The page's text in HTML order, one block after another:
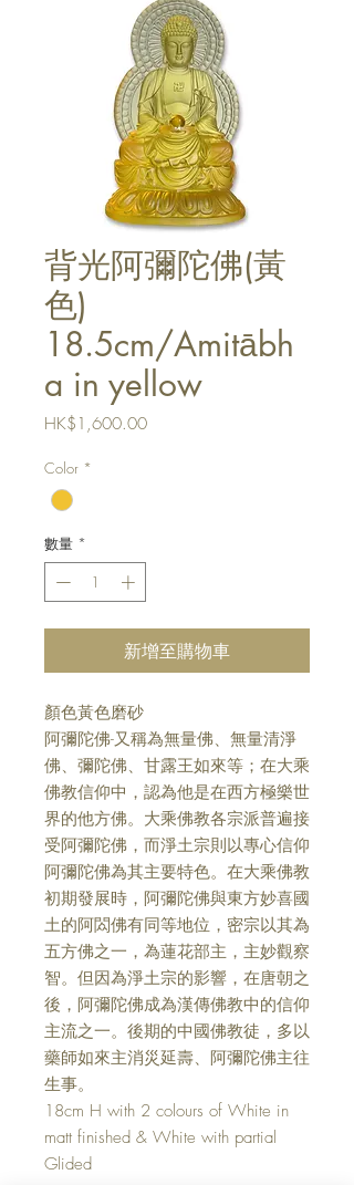
背光阿彌陀佛(黃
色)
18.5cm/Amitābh
a in yellow
HK$1,600.00價
Color *
數量 *
新增至購物車
顏色黃色磨砂
阿彌陀佛-又稱為無量佛、無量清淨
佛、彌陀佛、甘露王如來等；在大乘
佛教信仰中，認為他是在西方極樂世
界的他方佛。大乘佛教各宗派普遍接
受阿彌陀佛，而淨土宗則以專心信仰
阿彌陀佛為其主要特色。在大乘佛教
初期發展時，阿彌陀佛與東方妙喜國
土的阿閦佛有同等地位，密宗以其為
五方佛之一，為蓮花部主，主妙觀察
智。但因為淨土宗的影響，在唐朝之
後，阿彌陀佛成為漢傳佛教中的信仰
主流之一。後期的中國佛教徒，多以
藥師如來主消災延壽、阿彌陀佛主往
生事。
18cm H with 2 colours of White in
matt finished & White with partial
Glided